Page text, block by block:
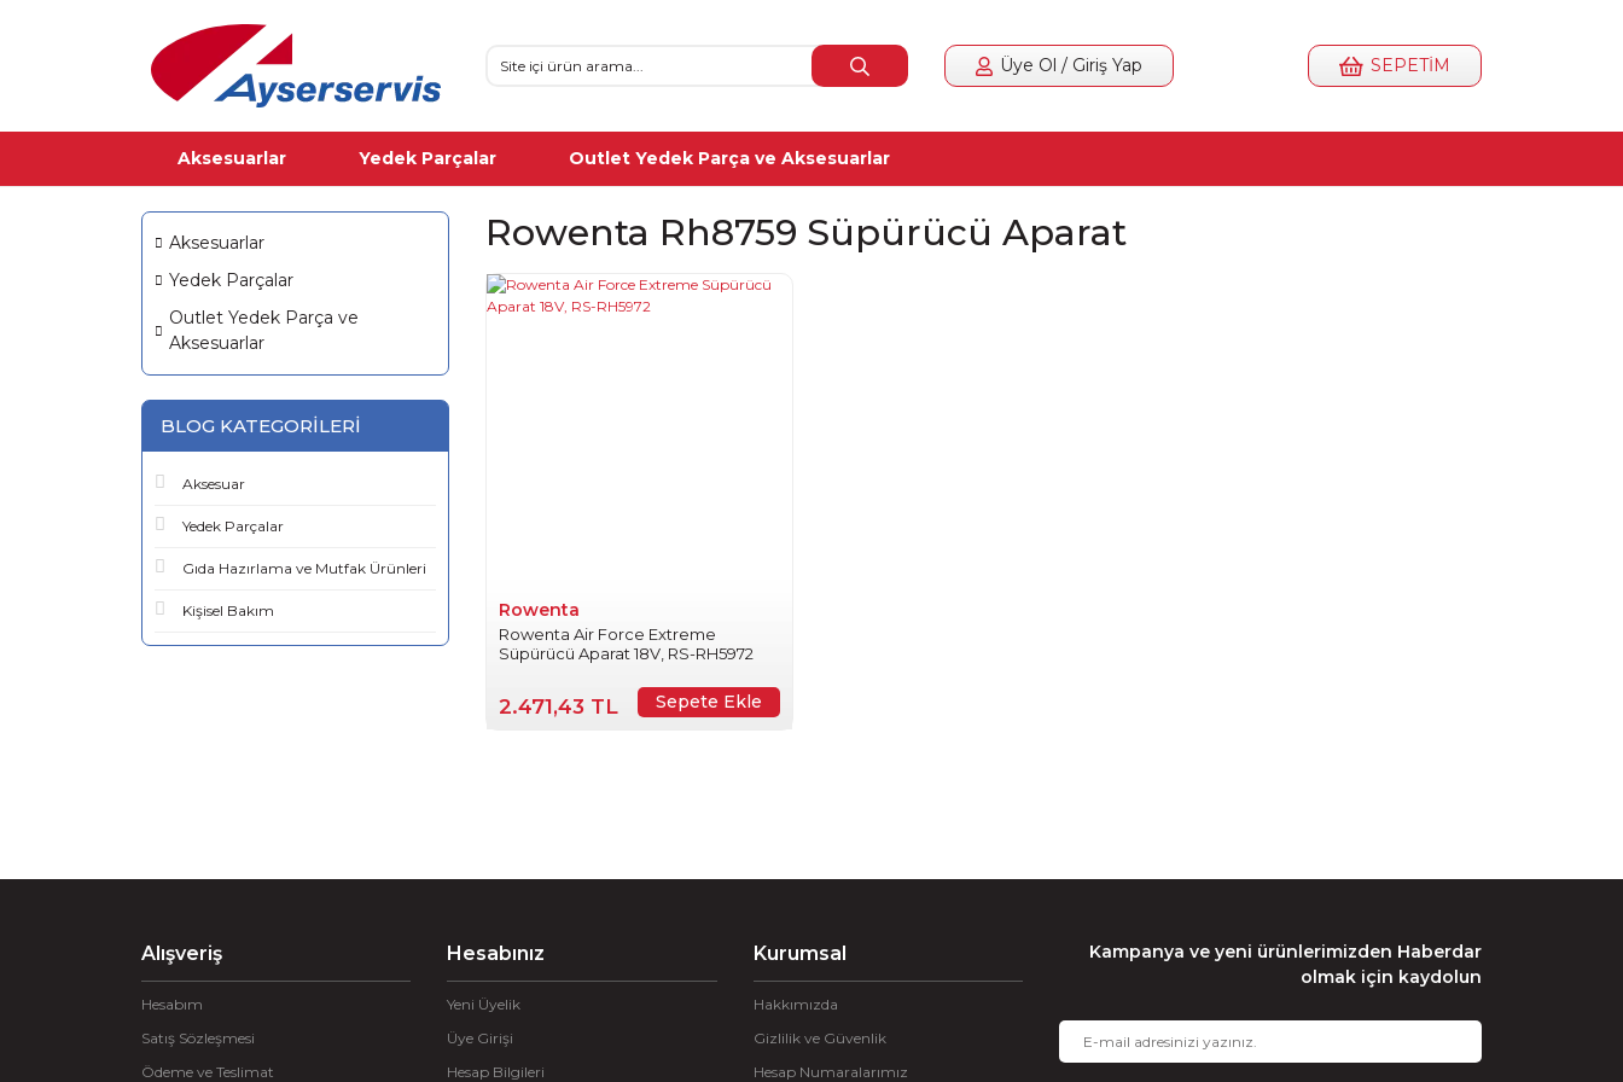
Üye Ol / Giriş Yap SEPETİM
Aksesuarlar Yedek Parçalar Outlet Yedek Parça ve Aksesuarlar
Aksesuarlar
Yedek Parçalar
Outlet Yedek Parça ve
Aksesuarlar
BLOG KATEGORILERI
Aksesuar
Yedek Parçalar
Gıda Hazırlama ve Mutfak Ürünleri
Kişisel Bakım
Rowenta Rh8759 Süpürücü Aparat
Rowenta
Rowenta Air Force Extreme
Süpürücü Aparat 18V, RS-RH5972
2.471,43 TL Sepete Ekle
Alışveriş
Hesabım
Satış Sözleşmesi
Ödeme ve Teslimat
Hesabınız
Yeni Üyelik
Üye Girişi
Hesap Bilgileri
Kurumsal
Hakkımızda
Gizlilik ve Güvenlik
Hesap Numaralarımız
Kampanya ve yeni ürünlerimizden Haberdar
olmak için kaydolun